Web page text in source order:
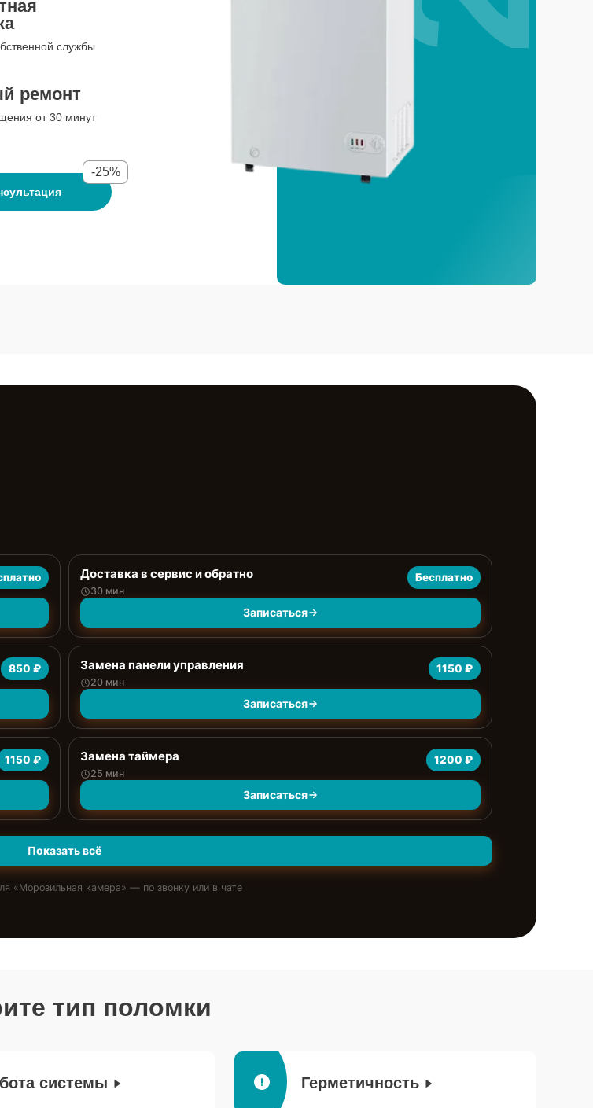
службы
ремонт
от 30 минут
-25%
Доставка в сервис и обратно
30 мин
Бесплатно
Записаться
850 ₽ Замена панели управления
20 мин
1150 ₽
Записаться
1150 ₽ Замена таймера
25 мин
1200 ₽
Записаться
Показать всё
«Морозильная камера» — по звонку или в чате
тип поломки
системы Герметичность